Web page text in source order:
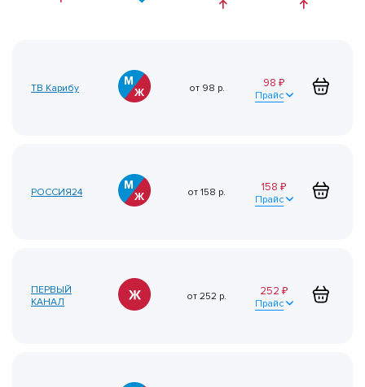
ТВ Карибу от 98 р. 98 ₽
Прайс
РОССИЯ24 от158 р. 158 ₽
Прайс
ПЕРВЫЙ
КАНАЛ
от252 р. 252 ₽
Прайс